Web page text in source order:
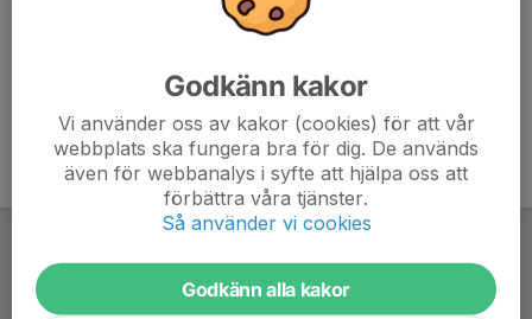
Godkänn kakor
Vi använder oss av kakor (cookies) för att vår
webbplats ska fungera bra för dig. De används
även för webbanalys i syfte att hjälpa oss att
förbättra våra tjänster.
Så använder vi cookies
Godkänn alla kakor